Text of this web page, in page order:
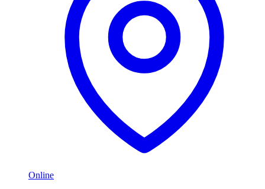
Online